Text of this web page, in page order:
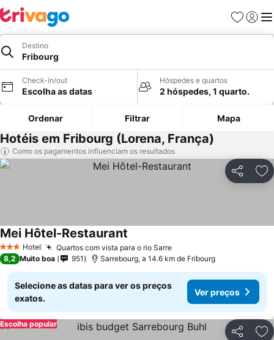
Favoritos
Iniciar
Destino
Fribourg
Check-in/out
Escolha as datas
Hóspedes e quartos
2 hóspedes, 1 quarto.
Ordenar Filtrar Mapa
Hotéis em Fribourg (Lorena, França)
Como os pagamentos influenciam os resultados
Partilhar
3 EstrelasHotel Quartos com vista para o rio Sarre
Mei Hôtel-Restaurant
8,2 Muito boa 951 Sarrebourg, a 14.6 km de Fribourg
Selecione as datas para ver os preços
exatos.
Ver preços
Partilhar
Escolha popular